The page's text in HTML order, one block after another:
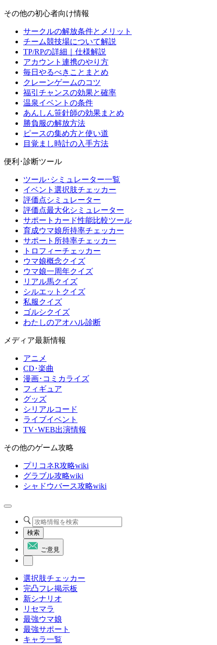
その他の初心者向け情報
サークルの解放条件とメリット
チーム競技場について解説
TP/RPの詳細｜仕様解説
アカウント連携のやり方
毎日やるべきことまとめ
クレーンゲームのコツ
福引チャンスの効果と確率
温泉イベントの条件
あんしん笹針師の効果まとめ
勝負服の解放方法
ピースの集め方と使い道
目覚まし時計の入手方法
便利･診断ツール
ツール･シミュレーター一覧
イベント選択肢チェッカー
評価点シミュレーター
評価点最大化シミュレーター
サポートカード性能比較ツール
育成ウマ娘所持率チェッカー
サポート所持率チェッカー
トロフィーチェッカー
ウマ娘概念クイズ
ウマ娘一周年クイズ
リアル馬クイズ
シルエットクイズ
私服クイズ
ゴルシクイズ
わたしのアオハル診断
メディア最新情報
アニメ
CD･楽曲
漫画･コミカライズ
フィギュア
グッズ
シリアルコード
ライブイベント
TV･WEB出演情報
その他のゲーム攻略
プリコネR攻略wiki
グラブル攻略wiki
シャドウバース攻略wiki
検索
ご意見
選択肢チェッカー
完凸フレ掲示板
新シナリオ
リセマラ
最強ウマ娘
最強サポート
キャラ一覧